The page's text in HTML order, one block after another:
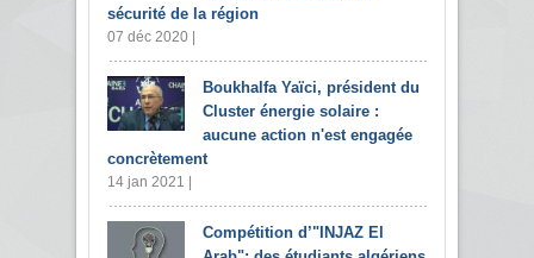
sécurité de la région
07 déc 2020 |
Boukhalfa Yaïci, président du
Cluster énergie solaire :
aucune action n'est engagée
concrètement
14 jan 2021 |
Compétition d’"INJAZ El